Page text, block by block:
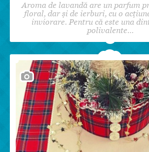
Aroma de lavandă are un parfum
floral, dar și de ierburi, cu o
inviorare. Pentru că este una
polivalente…